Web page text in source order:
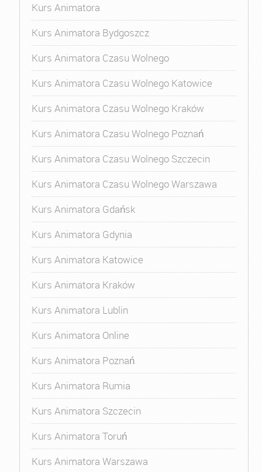
Kurs Animatora
Kurs Animatora Bydgoszcz
Kurs Animatora Czasu Wolnego
Kurs Animatora Czasu Wolnego Katowice
Kurs Animatora Czasu Wolnego Kraków
Kurs Animatora Czasu Wolnego Poznań
Kurs Animatora Czasu Wolnego Szczecin
Kurs Animatora Czasu Wolnego Warszawa
Kurs Animatora Gdańsk
Kurs Animatora Gdynia
Kurs Animatora Katowice
Kurs Animatora Kraków
Kurs Animatora Lublin
Kurs Animatora Online
Kurs Animatora Poznań
Kurs Animatora Rumia
Kurs Animatora Szczecin
Kurs Animatora Toruń
Kurs Animatora Warszawa